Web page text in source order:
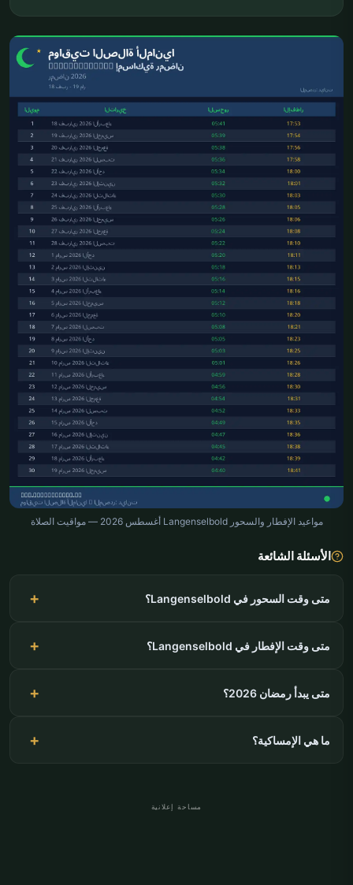
مواعيد الإفطار والسحور Langenselbold أغسطس 2026 — مواقيت الصلاة
الأسئلة الشائعة
متى وقت السحور في Langenselbold؟
متى وقت الإفطار في Langenselbold؟
متى يبدأ رمضان 2026؟
ما هي الإمساكية؟
مساحة إعلانية